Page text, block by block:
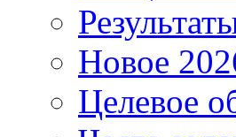
Новое
Целевое